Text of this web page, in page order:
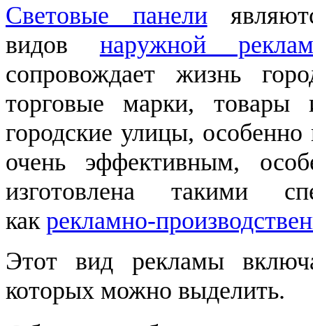
Световые панели
видов наружной
сопровождает жизнь
торговые марки,
городские улицы,
очень эффективным,
изготовлена такими
как рекламно-
Этот вид рекламы
которых можно выделить.